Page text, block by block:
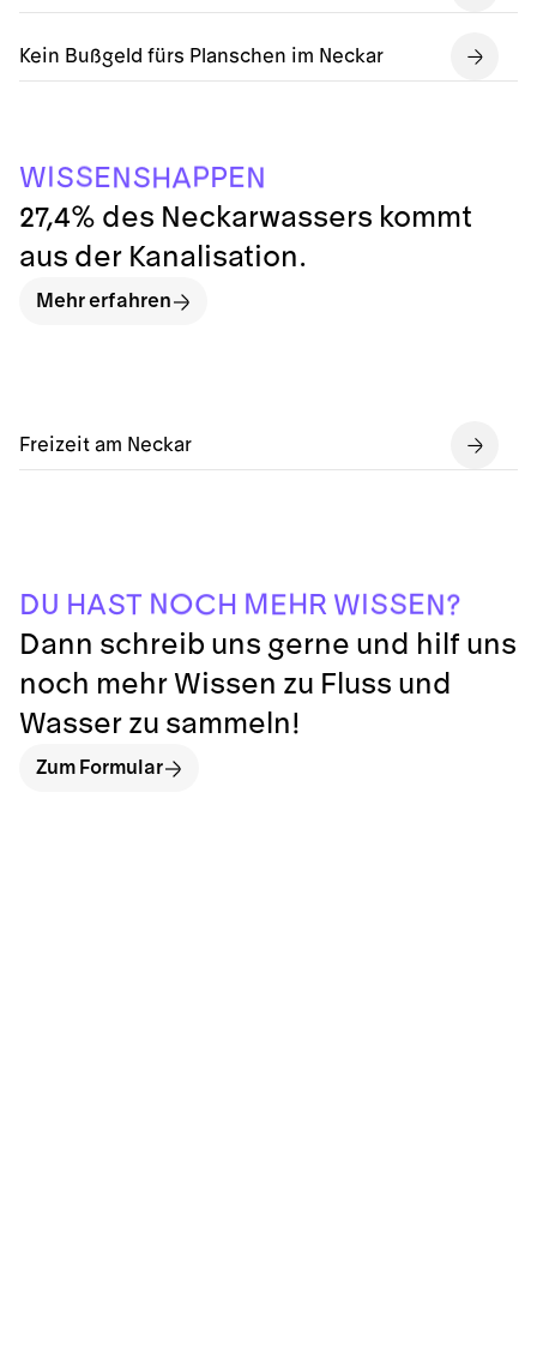
Kein Bußgeld fürs Planschen im Neckar
Freizeit am Neckar
WISS ENSHAP PEN
27,4% des Neckarwassers kommt
aus der Kanalisation.
Mehr erfahren
DU HAS T NOC H MEH R WISSEN?
Dann schreib uns gerne und hilf uns
noch mehr Wissen zu Fluss und
Wasser zu sammeln!
Zum Formular